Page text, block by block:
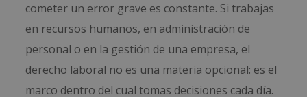
cometer un error grave es constante. Si trabajas
en recursos humanos, en administración de
personal o en la gestión de una empresa, el
derecho laboral no es una materia opcional: es el
marco dentro del cual tomas decisiones cada día.